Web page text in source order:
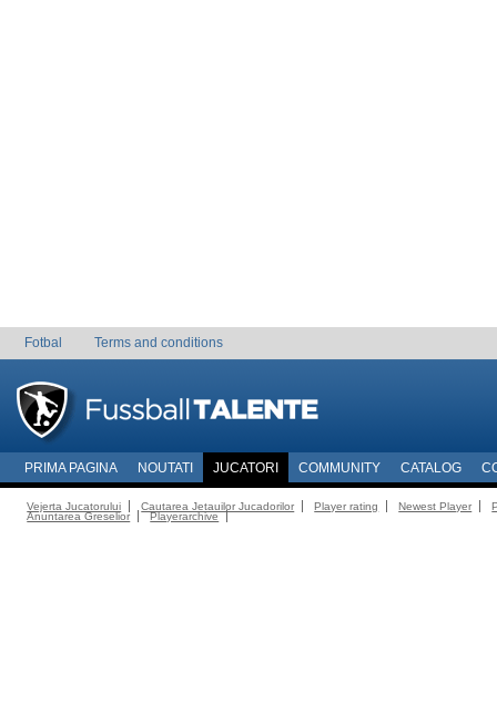
Fotbal Terms and conditions
PRIMA PAGINA NOUTATI JUCATORI COMMUNITY CATALOG
Vejerta Jucatorului Cautarea Jetauilor Jucadorilor Player rating Newest Player
Anuntarea Greselior
Playerarchive